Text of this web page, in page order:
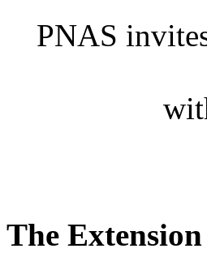
PNAS
The